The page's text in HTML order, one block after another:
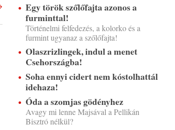
Egy török szőlőfajta azonos a
furminttal!
Történelmi felfedezés, a kolorko és a
furmint ugyanaz a szőlőfajta!
Olaszrizlingek, indul a menet
Csehországba!
Soha ennyi cidert nem kóstolhattál
idehaza!
Óda a szomjas gödényhez
Avagy mi lenne Majsával a Pellikán
Bisztró nélkül?